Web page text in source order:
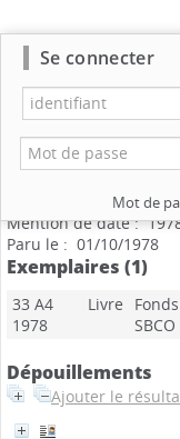
Nouvelle recherche
Bulletin
n°3
Mention de date :
Paru le : 01/10/1978
Exemplaires (1)
33 A4
1978
Livre
SBCO
Dépouillements
Ajouter le
Se connecter
Mot de